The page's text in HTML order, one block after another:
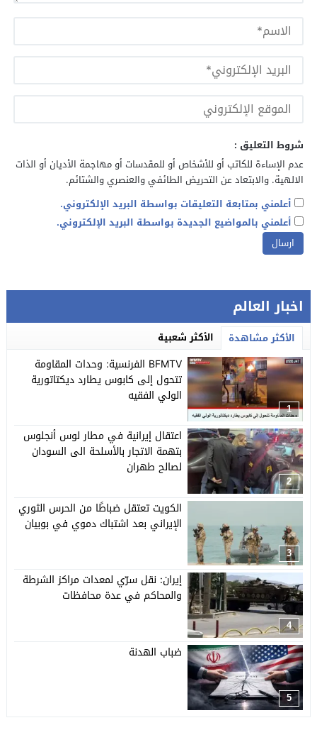
شروط التعليق :
عدم الإساءة للكاتب أو للأشخاص أو للمقدسات أو مهاجمة الأديان أو الذات
الالهية. والابتعاد عن التحريض الطائفي والعنصري والشتائم.
أعلمني بمتابعة التعليقات بواسطة البريد الإلكتروني.
أعلمني بالمواضيع الجديدة بواسطة البريد الإلكتروني.
اخبار العالم
الأكثر مشاهدة الأكثر شعبية
1
BFMTV الفرنسية: وحدات المقاومة
تتحول إلى كابوس يطارد ديكتاتورية
الولي الفقيه
2
اعتقال إيرانية في مطار لوس أنجلوس
بتهمة الاتجار بالأسلحة الى السودان
لصالح طهران
3
الكويت تعتقل ضباطًا من الحرس الثوري
الإيراني بعد اشتباك دموي في بوبيان
4
إيران: نقل سرّي لمعدات مراكز الشرطة
والمحاكم في عدة محافظات
5
ضباب الهدنة